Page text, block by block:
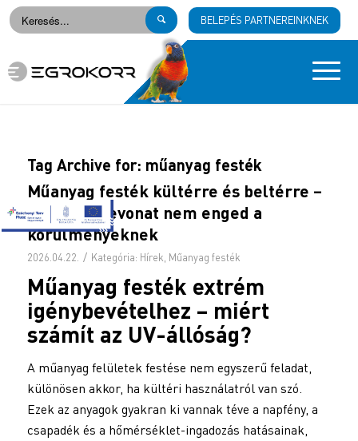
BELEPÉS PARTNEREINKNEK
Tag Archive for: műanyag festék
Műanyag festék kültérre és beltérre –
amikor a bevonat nem enged a
körülményeknek
2026.04.22. / Kategória: Hírek Műanyag festék
Műanyag festék extrém
igénybevételhez – miért
számít az UV-állóság?
A műanyag felületek festése nem egyszerű feladat,
különösen akkor, ha kültéri használatról van szó.
Ezek az anyagok gyakran ki vannak téve a napfény, a
csapadék és a hőmérséklet-ingadozás hatásainak,